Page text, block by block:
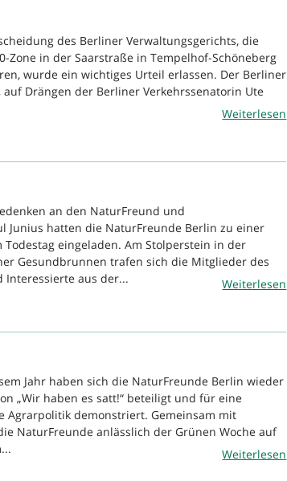
des Berliner Verwaltungsgerichts, die
Zone in der Saarstraße in Tempelhof-Schöneberg
wurde ein wichtiges Urteil erlassen. Der Berliner
auf Drängen der Berliner Verkehrssenatorin Ute
Weiterlesen
an den NaturFreund und
Junius hatten die NaturFreunde Berlin zu einer
Todestag eingeladen. Am Stolperstein in der
Gesundbrunnen trafen sich die Mitglieder des
Interessierte aus der...
Weiterlesen
Jahr haben sich die NaturFreunde Berlin wieder
„Wir haben es satt!“ beteiligt und für eine
Agrarpolitik demonstriert. Gemeinsam mit
NaturFreunde anlässlich der Grünen Woche auf
Weiterlesen